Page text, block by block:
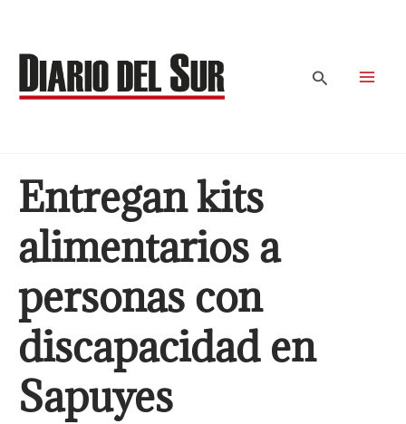
contenido
Buscar
Entregan kits
alimentarios a
personas con
discapacidad en
Sapuyes